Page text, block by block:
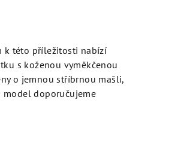
k této příležitosti nabízí
s koženou vyměkčenou
o jemnou stříbrnou mašli,
model doporučujeme